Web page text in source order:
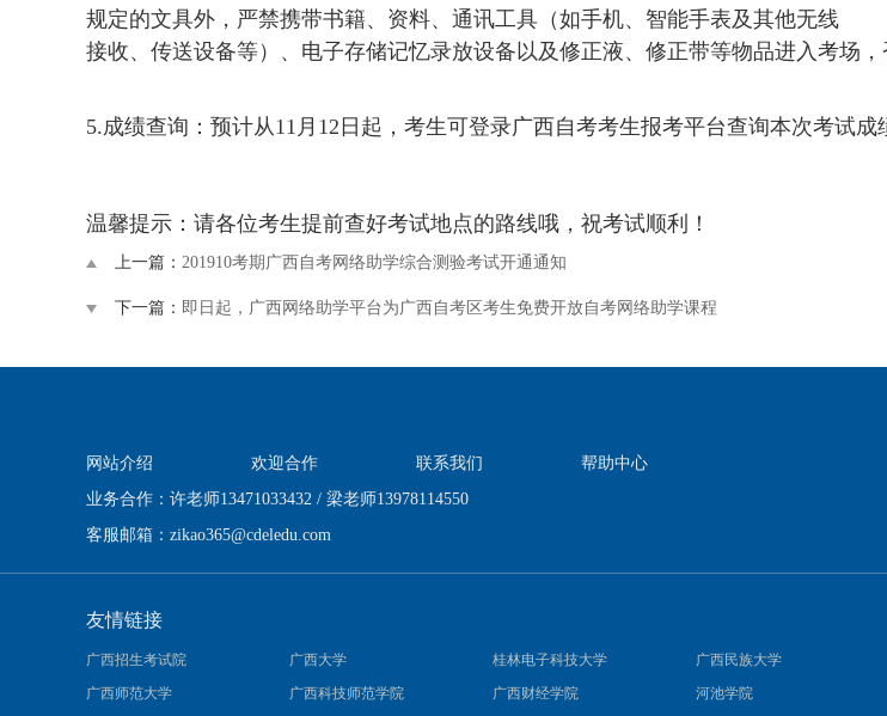
规定的文具外，严禁携带书籍、资料、通讯工具（如手机、智能手表及其他无线
接收、传送设备等）、电子存储记忆录放设备以及修正液、修正带等物品进入考场，
5.成绩查询：预计从11月12日起，考生可登录广西自考考生报考平台查询本次考试成
温馨提示：请各位考生提前查好考试地点的路线哦，祝考试顺利！
上一篇： 201910考期广西自考网络助学综合测验考试开通通知
下一篇： 即日起，广西网络助学平台为广西自考区考生免费开放自考网络助学课程
网站介绍 欢迎合作 联系我们
帮助中心
业务合作：许老师13471033432 / 梁老师13978114550
客服邮箱： zikao365@cdeledu.com
友情链接
广西招生考试院 广西大学 桂林电子科技大学 广西民族大学
广西师范大学
广西科技师范学院 广西财经学院 河池学院